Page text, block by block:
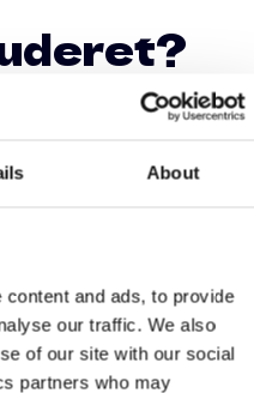
About
and ads, to provide
our traffic. We also
of our site with our social
partners who may
pakkeløsning – med
inkluderet
, så du trygt kan